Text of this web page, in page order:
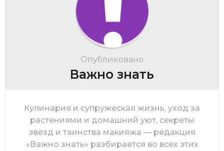
Опубликовано
Важно знать
Кулинария и супружеская жизнь, уход за
растениями и домашний уют, секреты
звезд и таинства макияжа — редакция
«Важно знать» разбирается во всех этих